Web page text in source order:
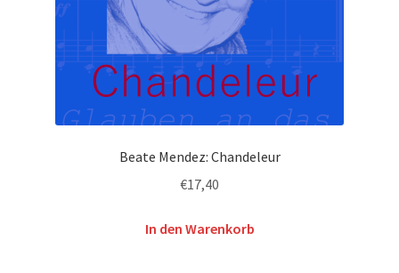
Beate Mendez: Chandeleur
€17,40
In den Warenkorb